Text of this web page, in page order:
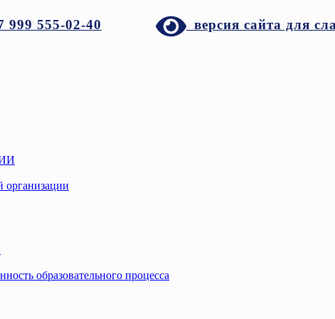
999 555-02-40 версия сайта для
организации
образовательного процесса